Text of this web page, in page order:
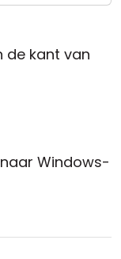
de kant van
Windows-